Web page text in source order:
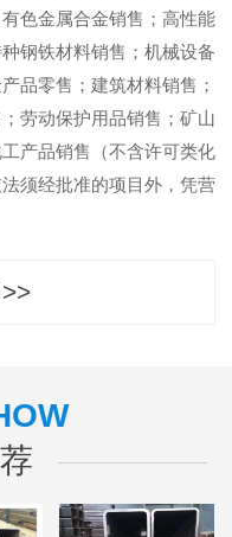
色金属合金销售；高性能
钢铁材料销售；机械设备
品零售；建筑材料销售；
劳动保护用品销售；矿山
产品销售（不含许可类化
须经批准的项目外，凭营